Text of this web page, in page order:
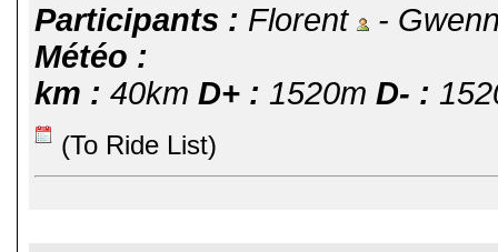
Participants : Florent
-
Météo :
km : 40km D+ : 1520m D- :
(To Ride List)